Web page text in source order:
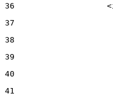
36
37
38
39
40
41